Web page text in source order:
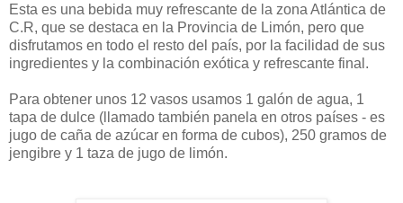
Esta es una bebida muy refrescante de la zona Atlántica de
C.R, que se destaca en la Provincia de Limón, pero que
disfrutamos en todo el resto del país, por la facilidad de sus
ingredientes y la combinación exótica y refrescante final.
Para obtener unos 12 vasos usamos 1 galón de agua, 1
tapa de dulce (llamado también panela en otros países - es
jugo de caña de azúcar en forma de cubos), 250 gramos de
jengibre y 1 taza de jugo de limón.